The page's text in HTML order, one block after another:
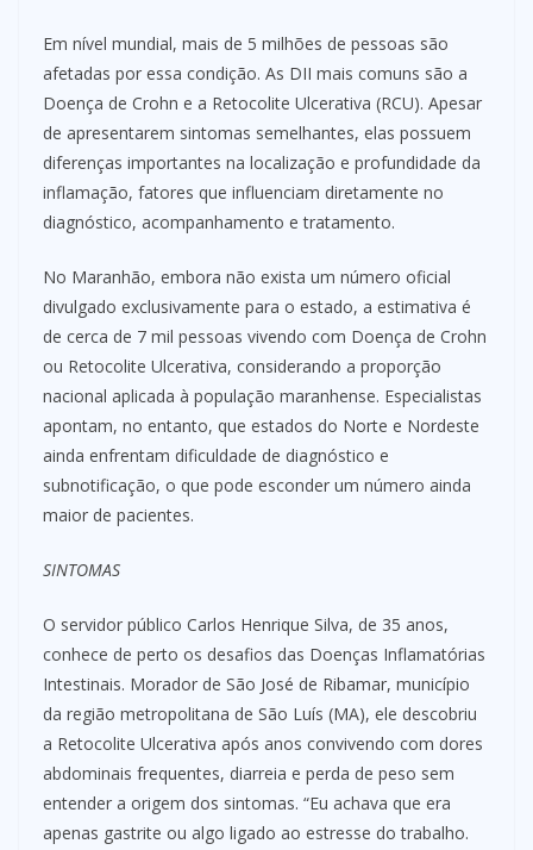
Em nível mundial, mais de 5 milhões de pessoas são
afetadas por essa condição. As DII mais comuns são a
Doença de Crohn e a Retocolite Ulcerativa (RCU). Apesar
de apresentarem sintomas semelhantes, elas possuem
diferenças importantes na localização e profundidade da
inflamação, fatores que influenciam diretamente no
diagnóstico, acompanhamento e tratamento.
No Maranhão, embora não exista um número oficial
divulgado exclusivamente para o estado, a estimativa é
de cerca de 7 mil pessoas vivendo com Doença de Crohn
ou Retocolite Ulcerativa, considerando a proporção
nacional aplicada à população maranhense. Especialistas
apontam, no entanto, que estados do Norte e Nordeste
ainda enfrentam dificuldade de diagnóstico e
subnotificação, o que pode esconder um número ainda
maior de pacientes.
SINTOMAS
O servidor público Carlos Henrique Silva, de 35 anos,
conhece de perto os desafios das Doenças Inflamatórias
Intestinais. Morador de São José de Ribamar, município
da região metropolitana de São Luís (MA), ele descobriu
a Retocolite Ulcerativa após anos convivendo com dores
abdominais frequentes, diarreia e perda de peso sem
entender a origem dos sintomas. “Eu achava que era
apenas gastrite ou algo ligado ao estresse do trabalho.